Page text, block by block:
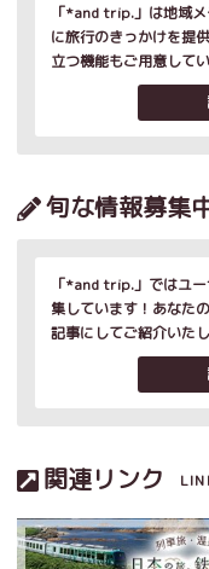
「*and trip.」は地域
に旅行のきっかけを提
立つ機能もご用意してい
旬な情報募集
「*and trip.」ではユ
集しています！あなた
記事にしてご紹介いた
関連リンク